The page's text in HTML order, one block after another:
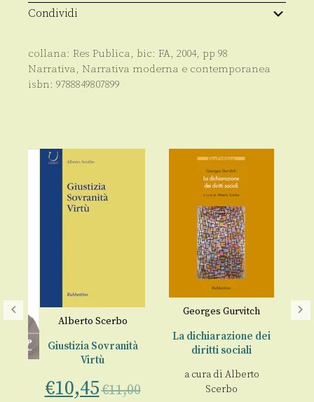
Condividi
collana: Res Publica, bic: FA, 2004, pp 98
Narrativa, Narrativa moderna e contemporanea
isbn: 9788849807899
Alberto Scerbo
Giustizia Sovranità
Virtù
€10,45€11,00
Georges Gurvitch
La dichiarazione dei
diritti sociali
a cura di Alberto
Scerbo